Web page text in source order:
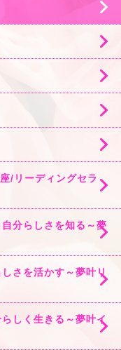
/リーディングセラ
分らしさを知る～夢
さを活かす～夢叶リ
しく生きる～夢叶イ